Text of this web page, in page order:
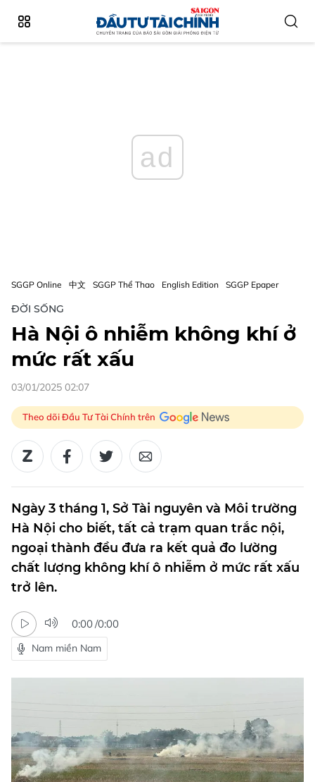
ad
SGGP Online 中文 SGGP Thể Thao English Edition SGGP Epaper
ĐỜI SỐNG
Hà Nội ô nhiễm không khí ở
mức rất xấu
03/01/2025 02:07
Theo dõi Đầu Tư Tài Chính trên
Ngày 3 tháng 1, Sở Tài nguyên và Môi trường
Hà Nội cho biết, tất cả trạm quan trắc nội,
ngoại thành đều đưa ra kết quả đo lường
chất lượng không khí ô nhiễm ở mức rất xấu
trở lên.
0:00/0:00
Nam miền Nam